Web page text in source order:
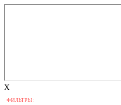
X
ФИЛЬТРЫ: